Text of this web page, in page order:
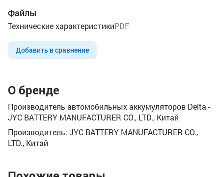
Файлы
Технические характеристикиPDF
Добавить в сравнение
О бренде
Производитель автомобильных аккумуляторов Delta -
JYC BATTERY MANUFACTURER CO., LTD., Китай
Производитель: JYC BATTERY MANUFACTURER CO.,
LTD., Китай